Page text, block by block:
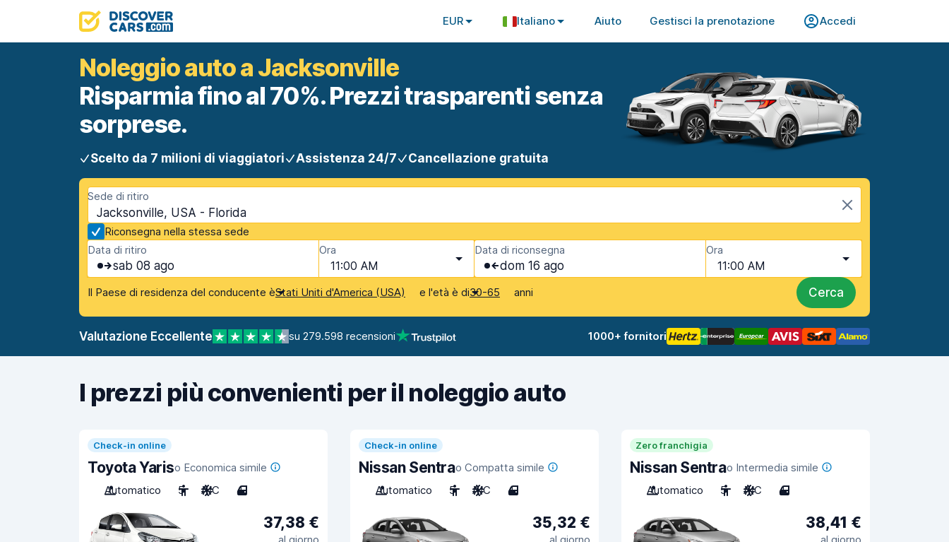
EUR Italiano Aiuto Gestisci la prenotazione Accedi
Noleggio auto a Jacksonville
Risparmia fino al 70%. Prezzi trasparenti senza
sorprese.
Scelto da 7 milioni di viaggiatori Assistenza 24/7 Cancellazione gratuita
Sede di ritiro
Jacksonville, USA - Florida
Riconsegna nella stessa sede
Data di ritiro
sab 08 ago
Ora
11:00 AM
Data di riconsegna
dom 16 ago
Ora
11:00 AM
Il Paese di residenza del conducente èStati Uniti d'America (USA) e l'età è di30-65 anni Cerca
Valutazione Eccellente su 279.598 recensioni 1000+ fornitori
I prezzi più convenienti per il noleggio auto
Check-in online
Toyota Yariso Economica simile
Automatico
5 A/C 4
37,38 €
al giorno
Check-in online
Nissan Sentrao Compatta simile
Automatico
5 A/C 4
35,32 €
al giorno
Zero franchigia
Nissan Sentrao Intermedia simile
Automatico
5 A/C 4
38,41 €
al giorno